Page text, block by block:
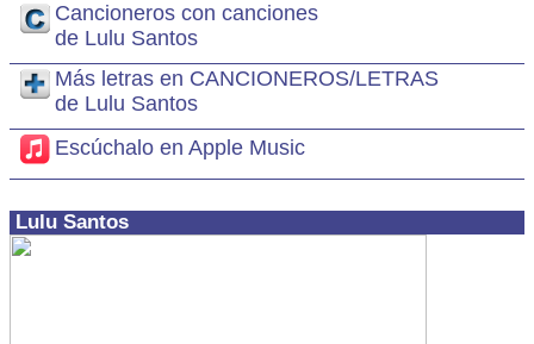
Cancioneros con canciones
de Lulu Santos
Más letras en CANCIONEROS/LETRAS
de Lulu Santos
Escúchalo en Apple Music
Lulu Santos